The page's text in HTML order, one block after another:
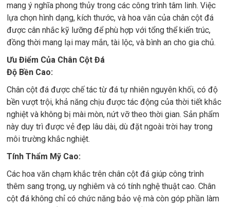
mang ý nghĩa phong thủy trong các công trình tâm linh. Việc
lựa chọn hình dạng, kích thước, và hoa văn của chân cột đá
được cân nhắc kỹ lưỡng để phù hợp với tổng thể kiến trúc,
đồng thời mang lại may mắn, tài lộc, và bình an cho gia chủ.
Ưu Điểm Của Chân Cột Đá
Độ Bền Cao:
Chân cột đá được chế tác từ đá tự nhiên nguyên khối, có độ
bền vượt trội, khả năng chịu được tác động của thời tiết khắc
nghiệt và không bị mài mòn, nứt vỡ theo thời gian. Sản phẩm
này duy trì được vẻ đẹp lâu dài, dù đặt ngoài trời hay trong
môi trường khắc nghiệt.
Tính Thẩm Mỹ Cao:
Các hoa văn chạm khắc trên chân cột đá giúp công trình
thêm sang trọng, uy nghiêm và có tính nghệ thuật cao. Chân
cột đá không chỉ có chức năng bảo vệ mà còn góp phần làm